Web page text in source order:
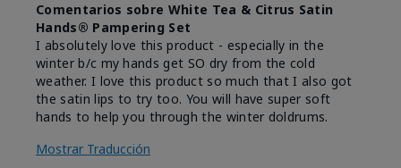
Comentarios sobre White Tea & Citrus Satin
Hands® Pampering Set
I absolutely love this product - especially in the
winter b/c my hands get SO dry from the cold
weather. I love this product so much that I also got
the satin lips to try too. You will have super soft
hands to help you through the winter doldrums.
Mostrar Traducción